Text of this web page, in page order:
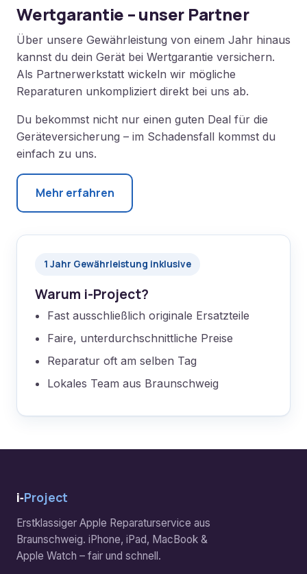
Wertgarantie – unser Partner
Über unsere Gewährleistung von einem Jahr hinaus
kannst du dein Gerät bei Wertgarantie versichern.
Als Partnerwerkstatt wickeln wir mögliche
Reparaturen unkompliziert direkt bei uns ab.
Du bekommst nicht nur einen guten Deal für die
Geräteversicherung – im Schadensfall kommst du
einfach zu uns.
Mehr erfahren
1 Jahr Gewährleistung inklusive
Warum i-Project?
Fast ausschließlich originale Ersatzteile
Faire, unterdurchschnittliche Preise
Reparatur oft am selben Tag
Lokales Team aus Braunschweig
i‑Project
Erstklassiger Apple Reparaturservice aus
Braunschweig. iPhone, iPad, MacBook &
Apple Watch – fair und schnell.